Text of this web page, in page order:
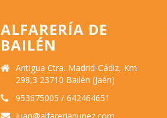
ALFARERÍA DE
BAILÉN
Antigua Ctra. Madrid-Cádiz, Km
298,3 23710 Bailén (Jaén)
953675005 / 642464651
juan@alfarerianunez.com